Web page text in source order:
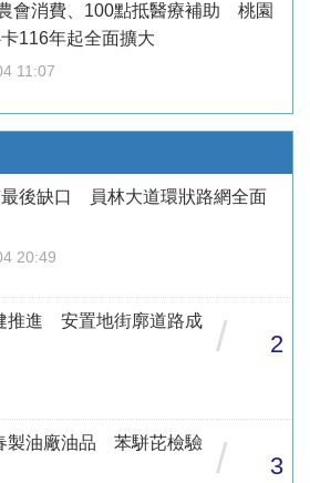
會消費、100點抵醫療補助 桃園
116年起全面擴大
11:07
後缺口 員林大道環狀路網全面
20:49
推進 安置地街廓道路成
/ 2
製油廠油品 苯駢芘檢驗
/ 3